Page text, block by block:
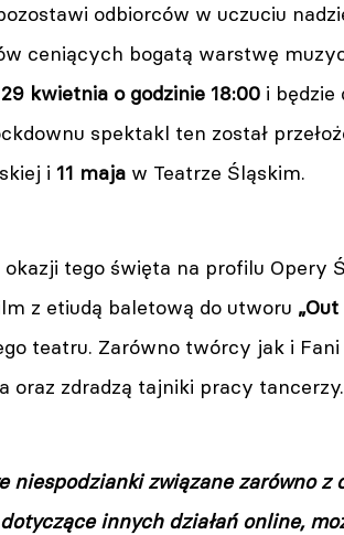
odbiorców w uczuciu
ceniących bogatą warstwę
29 kwietnia o godzinie 18:00 i będzie
spektakl ten został
i 11 maja w Teatrze Śląskim.
okazji tego święta na profilu Opery
z etiudą baletową do utworu
teatru. Zarówno twórcy jak i Fani
oraz zdradzą tajniki pracy tancerzy.
niespodzianki związane zarówno
innych działań online,